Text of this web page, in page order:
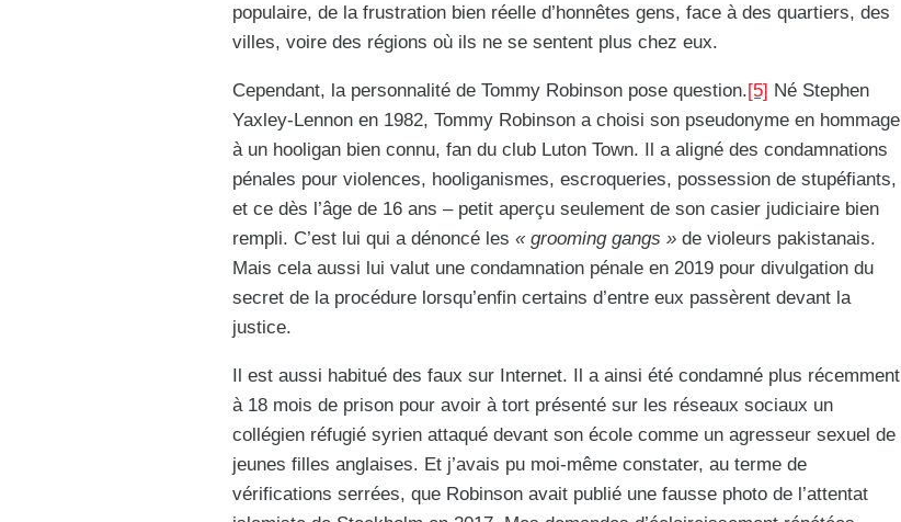
populaire, de la frustration bien réelle d’honnêtes gens, face à des quartiers, des
villes, voire des régions où ils ne se sentent plus chez eux.
Cependant, la personnalité de Tommy Robinson pose question.[5] Né Stephen
Yaxley-Lennon en 1982, Tommy Robinson a choisi son pseudonyme en hommage
à un hooligan bien connu, fan du club Luton Town. Il a aligné des condamnations
pénales pour violences, hooliganismes, escroqueries, possession de stupéfiants,
et ce dès l’âge de 16 ans – petit aperçu seulement de son casier judiciaire bien
rempli. C’est lui qui a dénoncé les « grooming gangs »de violeurs pakistanais.
Mais cela aussi lui valut une condamnation pénale en 2019 pour divulgation du
secret de la procédure lorsqu’enfin certains d’entre eux passèrent devant la
justice.
Il est aussi habitué des faux sur Internet. Il a ainsi été condamné plus récemment
à 18 mois de prison pour avoir à tort présenté sur les réseaux sociaux un
collégien réfugié syrien attaqué devant son école comme un agresseur sexuel de
jeunes filles anglaises. Et j’avais pu moi-même constater, au terme de
vérifications serrées, que Robinson avait publié une fausse photo de l’attentat